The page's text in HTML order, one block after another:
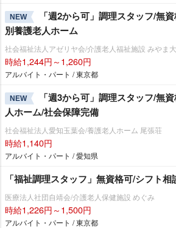
NEW
「週2から可」調理スタッフ/無
別養護老人ホーム
社会福祉法人アゼリヤ会/介護老人福祉施設 みやま
時給1,244円～1,260円
アルバイト・パート / 東京都
NEW
「週3から可」調理スタッフ/無
人ホーム/社会保障完備
社会福祉法人愛知玉葉会/養護老人ホーム 尾張荘
時給1,140円
アルバイト・パート / 愛知県
「福祉調理スタッフ」無資格可/シフト
医療法人社団自靖会/介護老人保健施設 めぐみ
時給1,226円～1,500円
アルバイト・パート / 東京都